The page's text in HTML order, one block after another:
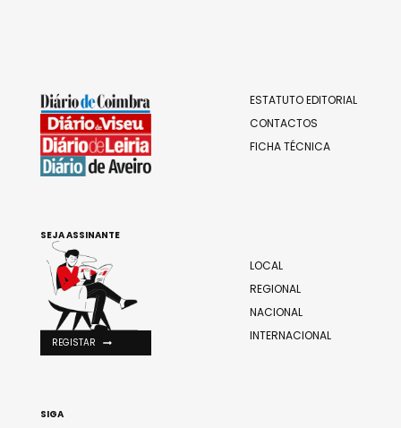
ESTATUTO EDITORIAL
CONTACTOS
FICHA TÉCNICA
LOCAL
REGIONAL
NACIONAL
INTERNACIONAL
SEJA ASSINANTE
REGISTAR
SIGA